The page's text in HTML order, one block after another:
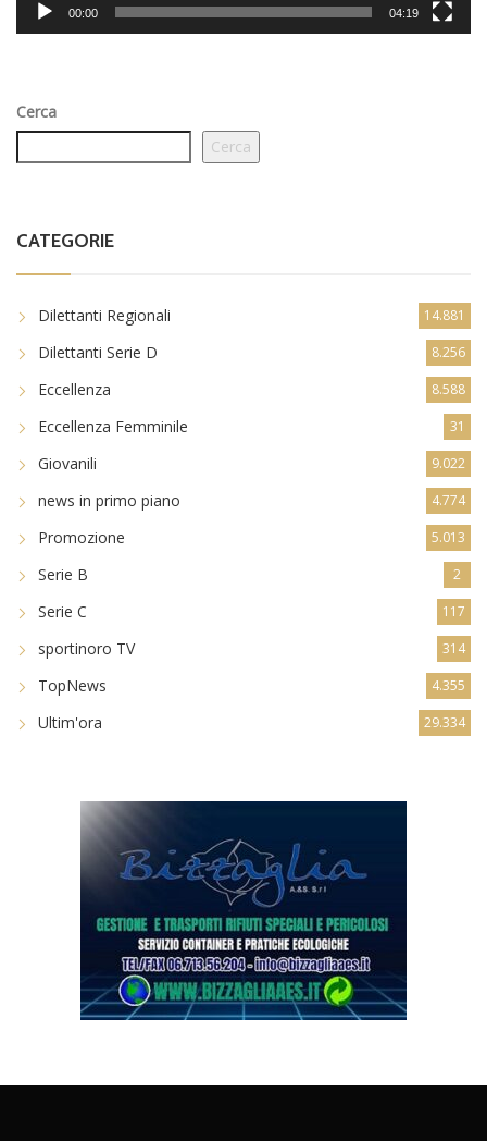
00:00 04:19
Cerca
Cerca
CATEGORIE
Dilettanti Regionali 14.881
Dilettanti Serie D 8.256
Eccellenza 8.588
Eccellenza Femminile 31
Giovanili 9.022
news in primo piano 4.774
Promozione 5.013
Serie B 2
Serie C 117
sportinoro TV 314
TopNews 4.355
Ultim'ora 29.334